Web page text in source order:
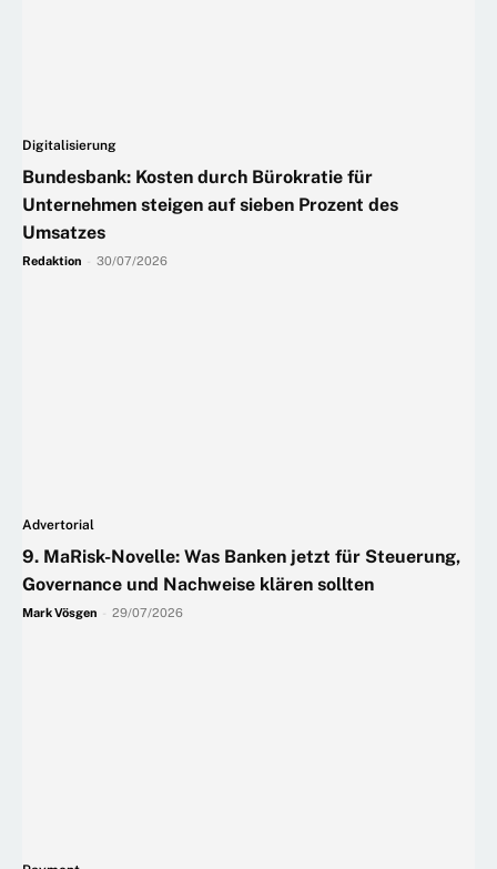
Digitalisierung
Bundesbank: Kosten durch Bürokratie für
Unternehmen steigen auf sieben Prozent des
Umsatzes
Redaktion 30/07/2026
Advertorial
9. MaRisk-Novelle: Was Banken jetzt für Steuerung,
Governance und Nachweise klären sollten
Mark Vösgen 29/07/2026